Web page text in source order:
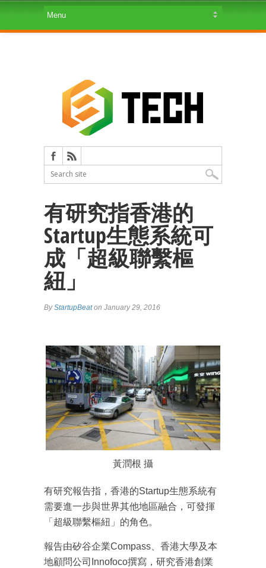
有研究指香港的
Startup生態系統可
成「超級聯繫樞
紐」
ByStartupBeaton January 29, 2016
黃潤根 攝
有研究報告指，香港的Startup生態系統有
需要進一步與世界其他地區融合，可發揮
「超級聯繫樞紐」的角色。
報告由矽谷企業Compass、香港大學及本
地顧問公司Innofoco撰寫，研究香港創業